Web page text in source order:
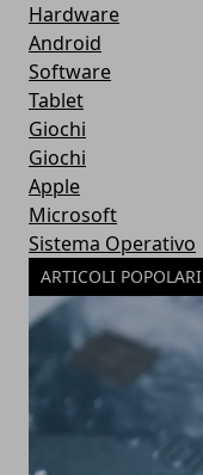
Hardware
Android
Software
Tablet
Giochi
Giochi
Apple
Microsoft
Sistema Operativo
ARTICOLI POPOLARI